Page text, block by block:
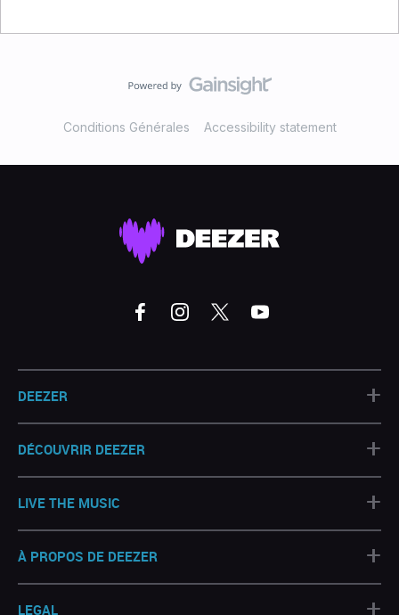
Conditions Générales Accessibility statement
DEEZER +
DÉCOUVRIR DEEZER +
LIVE THE MUSIC +
À PROPOS DE DEEZER +
LEGAL +